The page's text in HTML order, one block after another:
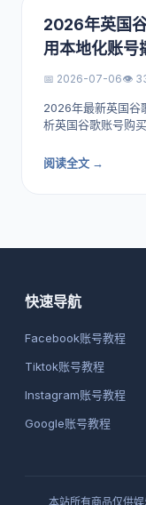
2026年英国
用本地化账号
📅 2026-07-06👁️
2026年最新英国谷
析英国谷歌账号购
阅读全文 →
快速导航
Facebook账号教程
Tiktok账号教程
Instagram账号教程
Google账号教程
本站所有商品仅供